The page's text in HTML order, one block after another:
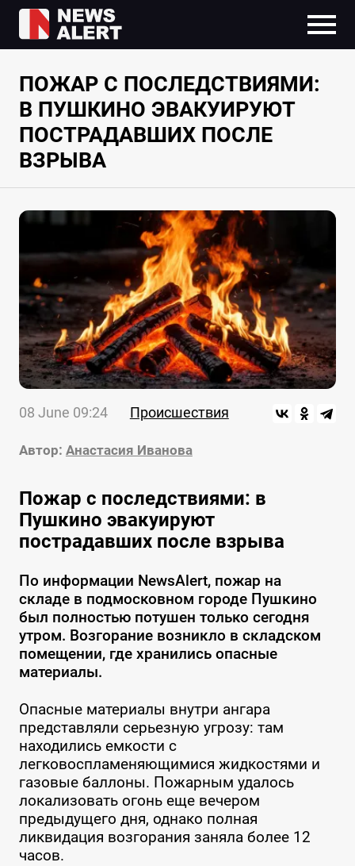
ПОЖАР С ПОСЛЕДСТВИЯМИ:
В ПУШКИНО ЭВАКУИРУЮТ
ПОСТРАДАВШИХ ПОСЛЕ
ВЗРЫВА
08 June 09:24 Происшествия
Автор: Анастасия Иванова
Пожар с последствиями: в
Пушкино эвакуируют
пострадавших после взрыва
По информации NewsAlert, пожар на
складе в подмосковном городе Пушкино
был полностью потушен только сегодня
утром. Возгорание возникло в складском
помещении, где хранились опасные
материалы.
Опасные материалы внутри ангара
представляли серьезную угрозу: там
находились емкости с
легковоспламеняющимися жидкостями и
газовые баллоны. Пожарным удалось
локализовать огонь еще вечером
предыдущего дня, однако полная
ликвидация возгорания заняла более 12
часов.